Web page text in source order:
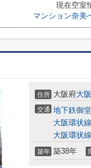
現在空室
マンション奈美
住所 大阪府大
交通 地下鉄御
大阪環状線
大阪環状線
築年 築38年